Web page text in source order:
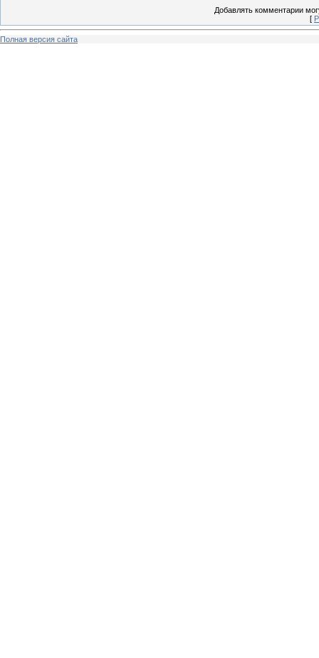
Добавлять комментарии
[
Полная версия сайта